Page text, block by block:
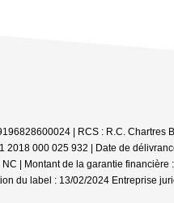
| RCS : R.C. Chartres
2018 000 025 932 | Date de
| Montant de la garantie financière
du label : 13/02/2024 Entreprise